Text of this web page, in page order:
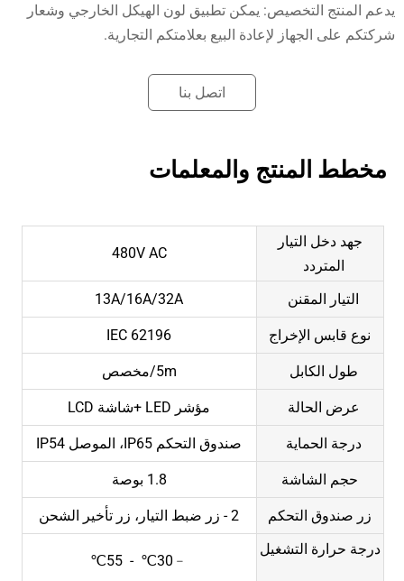
يدعم المنتج التخصيص: يمكن تطبيق لون الهيكل الخارجي وشعار
شركتكم على الجهاز لإعادة البيع بعلامتكم التجارية.
اتصل بنا
مخطط المنتج والمعلمات
جهد دخل التيار
المتردد
480V AC
التيار المقنن 13A/16A/32A
نوع قابس الإخراج IEC 62196
طول الكابل 5m/مخصص
عرض الحالة مؤشر LED +شاشة LCD
درجة الحماية صندوق التحكم IP65، الموصل IP54
حجم الشاشة 1.8 بوصة
زر صندوق التحكم
2 - زر ضبط التيار، زر تأخير الشحن
درجة حرارة التشغيل
﹣30℃ - 55℃